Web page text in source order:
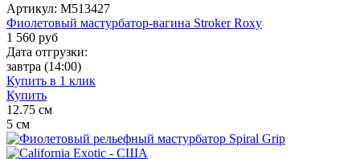
Артикул: M513427
Фиолетовый мастурбатор-вагина Stroker Roxy
1 560 руб
Дата отгрузки:
завтра (14:00)
Купить в 1 клик
Купить
12.75 см
5 см